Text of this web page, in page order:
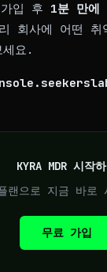
입 후 1분 만에
회사에 어떤 취
요.
KYRA MDR 시작
랜으로 지금 바로
무료 가입